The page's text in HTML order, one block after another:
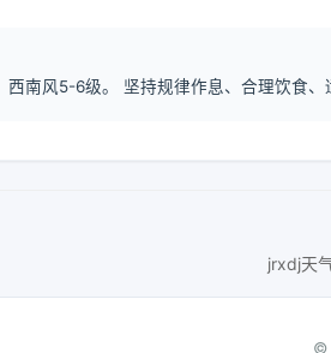
南风5-6级。 坚持规律作息、合理饮食、
jrxdj天
©